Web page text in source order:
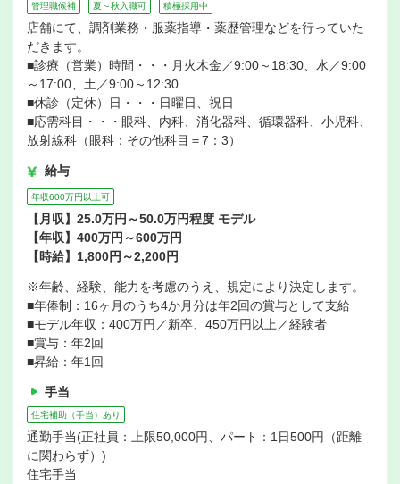
管理職候補 夏～秋入職可 積極採用中
店舗にて、調剤業務・服薬指導・薬歴管理などを行っていた
だきます。
■診療（営業）時間・・・月火木金／9:00～18:30、水／9:00
～17:00、土／9:00～12:30
■休診（定休）日・・・日曜日、祝日
■応需科目・・・眼科、内科、消化器科、循環器科、小児科、
放射線科（眼科：その他科目＝7：3）
給与
年収600万円以上可
【月収】25.0万円～50.0万円程度 モデル
【年収】400万円～600万円
【時給】1,800円～2,200円
※年齢、経験、能力を考慮のうえ、規定により決定します。
■年俸制：16ヶ月のうち4か月分は年2回の賞与として支給
■モデル年収：400万円／新卒、450万円以上／経験者
■賞与：年2回
■昇給：年1回
手当
住宅補助（手当）あり
通勤手当(正社員：上限50,000円、パート：1日500円（距離
に関わらず）)
住宅手当